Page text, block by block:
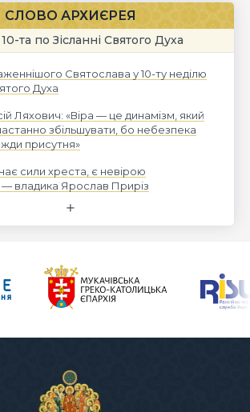
СЛОВО АРХИЄРЕЯ
та по Зісланні Святого Духа
Святослава у 10-ту неділю
Духа
Ляхович: «Віра — це динамізм, який
збільшувати, бо небезпека
присутня»
сили хреста, є невірою
— владика Ярослав Приріз